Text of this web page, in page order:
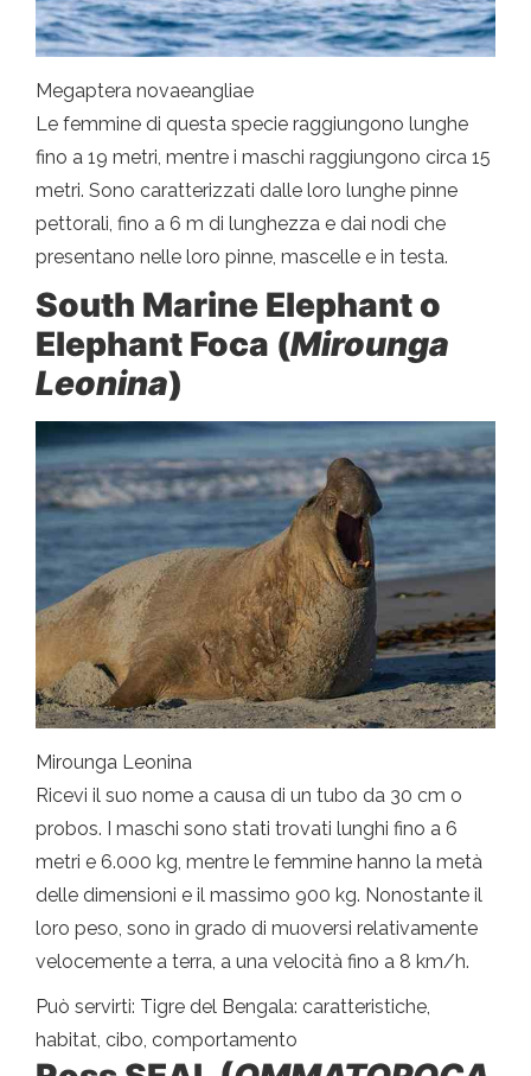
Megaptera novaeangliae
Le femmine di questa specie raggiungono lunghe
fino a 19 metri, mentre i maschi raggiungono circa 15
metri. Sono caratterizzati dalle loro lunghe pinne
pettorali, fino a 6 m di lunghezza e dai nodi che
presentano nelle loro pinne, mascelle e in testa.
South Marine Elephant o
Elephant Foca (Mirounga
Leonina)
Mirounga Leonina
Ricevi il suo nome a causa di un tubo da 30 cm o
probos. I maschi sono stati trovati lunghi fino a 6
metri e 6.000 kg, mentre le femmine hanno la metà
delle dimensioni e il massimo 900 kg. Nonostante il
loro peso, sono in grado di muoversi relativamente
velocemente a terra, a una velocità fino a 8 km/h.
Può servirti: Tigre del Bengala: caratteristiche,
habitat, cibo, comportamento